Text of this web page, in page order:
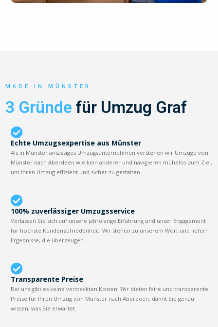
MADE IN MÜNSTER
3 Gründe für Umzug Graf
Echte Umzugsexpertise aus Münster
Als in Münster ansässiges Umzugsunternehmen verstehen wir Umzüge von
Münster nach Aberdeen wie kein anderer und navigieren mühelos zum Ziel,
um Ihren Umzug effizient und sicher zu gestalten.
100% zuverlässiger Umzugsservice
Verlassen Sie sich auf unsere jahrelange Erfahrung und unser Engagement
für höchste Kundenzufriedenheit. Wir stehen zu unserem Wort und liefern
Ergebnisse, die überzeugen.
Transparente Preise
Bei uns gibt es keine versteckten Kosten. Wir bieten faire und transparente
Preise für Ihren Umzug von Münster nach Aberdeen, damit Sie genau
wissen, was Sie erwartet.